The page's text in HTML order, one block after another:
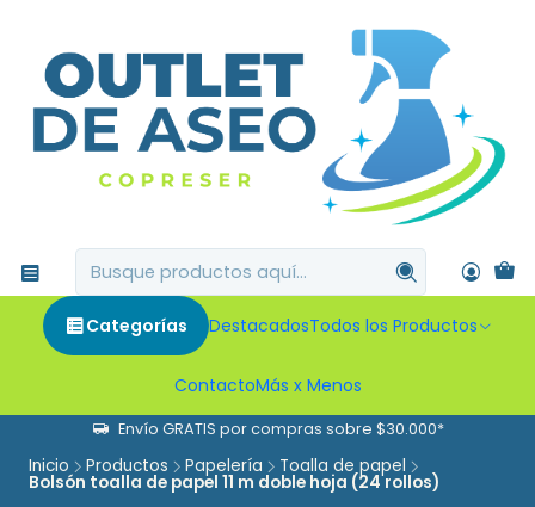
Categorías DestacadosTodos los Productos
ContactoMás x Menos
Envío GRATIS por compras sobre $30.000*
Inicio Productos Papelería Toalla de papel
Bolsón toalla de papel 11 m doble hoja (24 rollos)